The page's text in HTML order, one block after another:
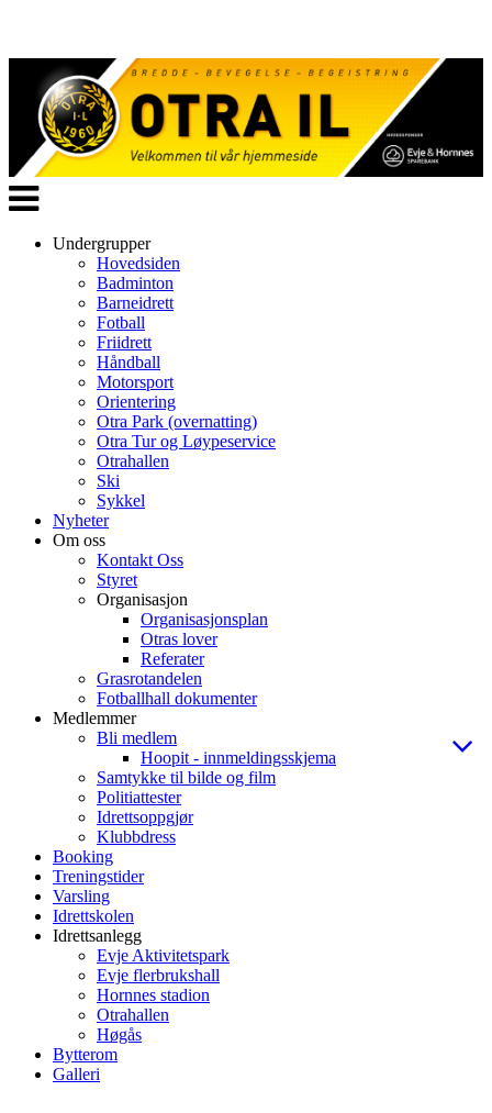
Veksle
navigasjon
Undergrupper
Hovedsiden
Badminton
Barneidrett
Fotball
Friidrett
Håndball
Motorsport
Orientering
Otra Park (overnatting)
Otra Tur og Løypeservice
Otrahallen
Ski
Sykkel
Nyheter
Om oss
Kontakt Oss
Styret
Organisasjon
Organisasjonsplan
Otras lover
Referater
Grasrotandelen
Fotballhall dokumenter
Medlemmer
Bli medlem
Hoopit - innmeldingsskjema
Samtykke til bilde og film
Politiattester
Idrettsoppgjør
Klubbdress
Booking
Treningstider
Varsling
Idrettskolen
Idrettsanlegg
Evje Aktivitetspark
Evje flerbrukshall
Hornnes stadion
Otrahallen
Høgås
Bytterom
Galleri